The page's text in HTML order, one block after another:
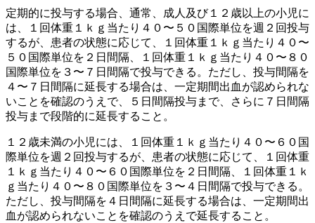
定期的に投与する場合、通常、成人及び１２歳以上の小児に
は、１回体重１ｋｇ当たり４０〜５０国際単位を週２回投与
するが、患者の状態に応じて、１回体重１ｋｇ当たり４０〜
５０国際単位を２日間隔、１回体重１ｋｇ当たり４０〜８０
国際単位を３〜７日間隔で投与できる。ただし、投与間隔を
４〜７日間隔に延長する場合は、一定期間出血が認められな
いことを確認のうえで、５日間隔投与まで、さらに７日間隔
投与まで段階的に延長すること。
１２歳未満の小児には、１回体重１ｋｇ当たり４０〜６０国
際単位を週２回投与するが、患者の状態に応じて、１回体重
１ｋｇ当たり４０〜６０国際単位を２日間隔、１回体重１ｋ
ｇ当たり４０〜８０国際単位を３〜４日間隔で投与できる。
ただし、投与間隔を４日間隔に延長する場合は、一定期間出
血が認められないことを確認のうえで延長すること。